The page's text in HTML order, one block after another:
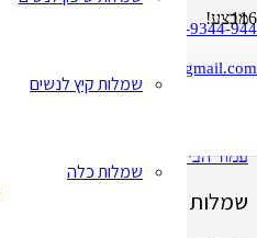
050-9344-944
cbay1818@gmail.com
שמלות קיץ לנשים
שמלות כלה
מבצע!
עמוד הבית /
שמלות נשף מדהימה לנשים